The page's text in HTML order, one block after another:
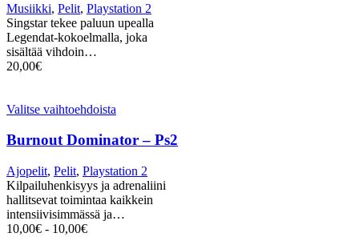
Musiikki, Pelit, Playstation 2
Singstar tekee paluun upealla
Legendat-kokoelmalla, joka
sisältää vihdoin…
20,00€
Valitse vaihtoehdoista
Burnout Dominator – Ps2
Ajopelit, Pelit, Playstation 2
Kilpailuhenkisyys ja adrenaliini
hallitsevat toimintaa kaikkein
intensiivisimmässä ja…
10,00€ - 10,00€